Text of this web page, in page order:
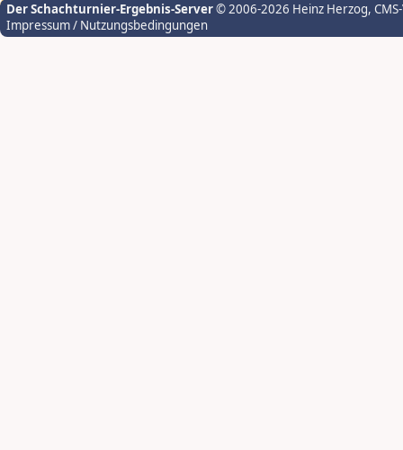
Der Schachturnier-Ergebnis-Server© 2006-2026 Heinz Herzog,
Impressum / Nutzungsbedingungen